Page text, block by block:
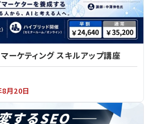
ーケティング スキルアップ講座
月20日